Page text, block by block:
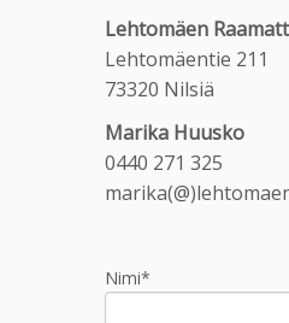
Lehtomäen
Lehtomäentie 211
73320 Nilsiä
Marika Huusko
0440 271 325
Nimi*